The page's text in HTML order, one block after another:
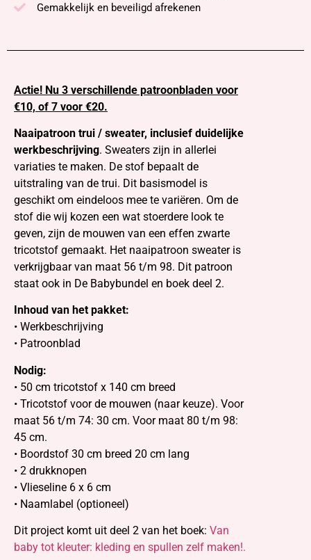
Gemakkelijk en beveiligd afrekenen
Actie! Nu 3 verschillende patroonbladen voor
€10, of 7 voor €20.
Naaipatroon trui / sweater, inclusief duidelijke
werkbeschrijving. Sweaters zijn in allerlei
variaties te maken. De stof bepaalt de
uitstraling van de trui. Dit basismodel is
geschikt om eindeloos mee te variëren. Om de
stof die wij kozen een wat stoerdere look te
geven, zijn de mouwen van een effen zwarte
tricotstof gemaakt. Het naaipatroon sweater is
verkrijgbaar van maat 56 t/m 98. Dit patroon
staat ook in De Babybundel en boek deel 2.
Inhoud van het pakket:
• Werkbeschrijving
• Patroonblad
Nodig:
• 50 cm tricotstof x 140 cm breed
• Tricotstof voor de mouwen (naar keuze). Voor
maat 56 t/m 74: 30 cm. Voor maat 80 t/m 98:
45 cm.
• Boordstof 30 cm breed 20 cm lang
• 2 drukknopen
• Vlieseline 6 x 6 cm
• Naamlabel (optioneel)
Dit project komt uit deel 2 van het boek: Van
baby tot kleuter: kleding en spullen zelf maken!.